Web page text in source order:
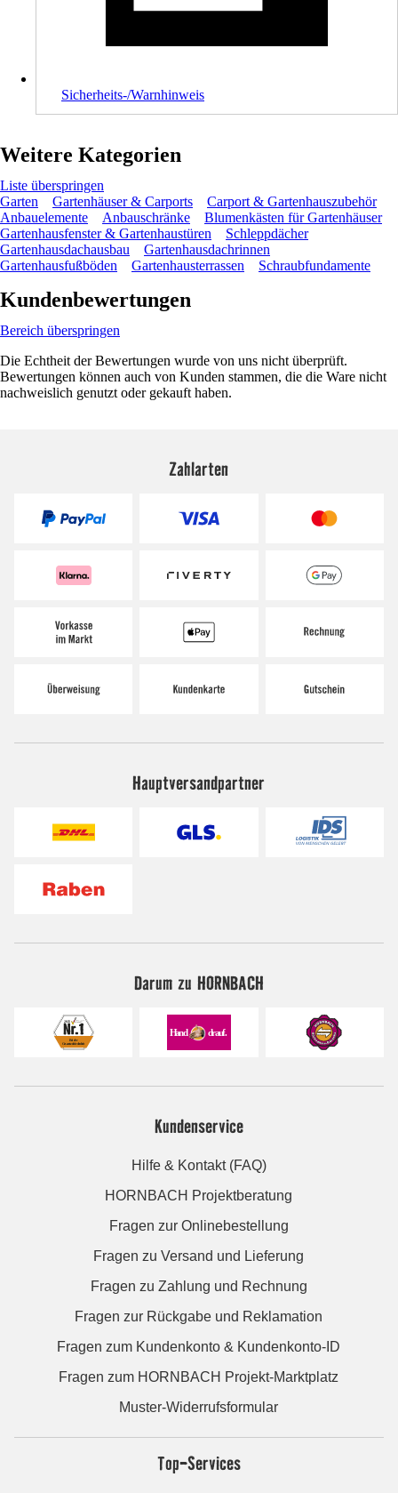
Sicherheits-/Warnhinweis
Weitere Kategorien
Liste überspringen
Garten
Gartenhäuser & Carports
Carport & Gartenhauszubehör
Anbauelemente
Anbauschränke
Blumenkästen für Gartenhäuser
Gartenhausfenster & Gartenhaustüren
Schleppdächer
Gartenhausdachausbau
Gartenhausdachrinnen
Gartenhausfußböden
Gartenhausterrassen Schraubfundamente
Kundenbewertungen
Bereich überspringen
Die Echtheit der Bewertungen wurde von uns nicht überprüft.
Bewertungen können auch von Kunden stammen, die die Ware nicht
nachweislich genutzt oder gekauft haben.
Zahlarten
Hauptversandpartner
Darum zu HORNBACH
Kundenservice
Hilfe & Kontakt (FAQ)
HORNBACH Projektberatung
Fragen zur Onlinebestellung
Fragen zu Versand und Lieferung
Fragen zu Zahlung und Rechnung
Fragen zur Rückgabe und Reklamation
Fragen zum Kundenkonto & Kundenkonto-ID
Fragen zum HORNBACH Projekt-Marktplatz
Muster-Widerrufsformular
Top-Services